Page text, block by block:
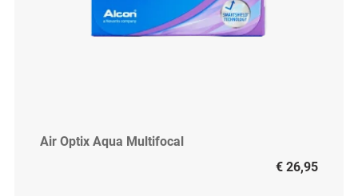
Air Optix Aqua Multifocal
€ 26,95